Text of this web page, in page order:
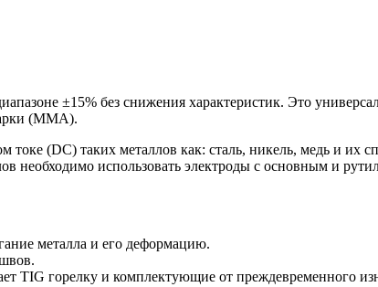
±15% без снижения характеристик. Это
(MMA).
токе (DС) таких металлов как: сталь, никель, медь и их
необходимо использовать электроды с основным и
металла и его деформацию.
TIG горелку и комплектующие от преждевременного